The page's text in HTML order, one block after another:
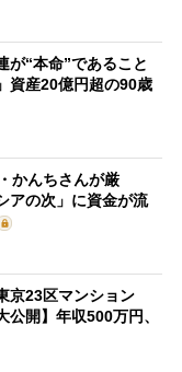
が“本命”であること
資産20億円超の90歳
かんちさんが厳
アの次」に資金が流
京23区マンション
公開】年収500万円、